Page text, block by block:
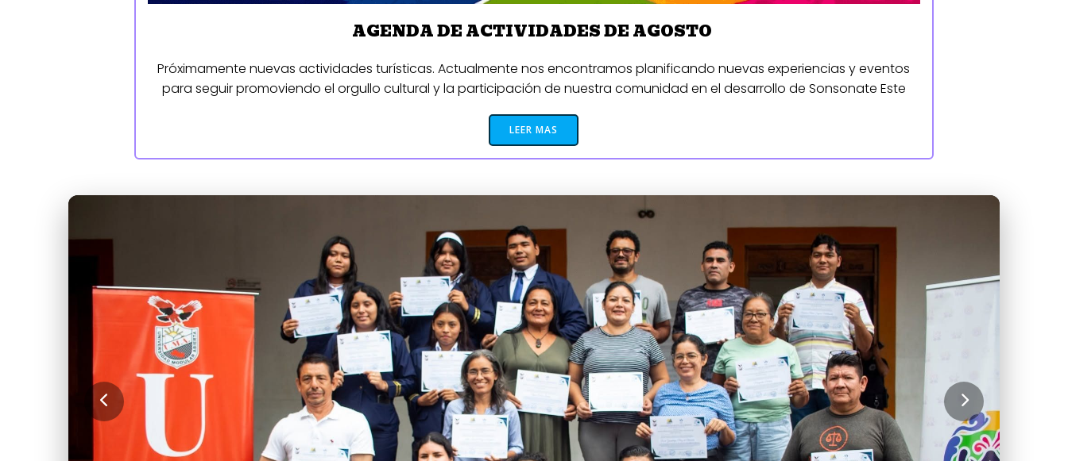
AGENDA DE ACTIVIDADES DE AGOSTO
Próximamente nuevas actividades turísticas. Actualmente nos encontramos planificando nuevas experiencias y eventos
para seguir promoviendo el orgullo cultural y la participación de nuestra comunidad en el desarrollo de Sonsonate Este
LEER MAS